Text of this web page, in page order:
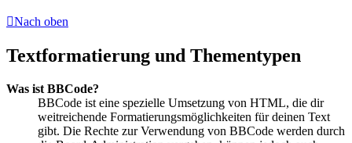
Nach oben
Textformatierung und Thementypen
Was ist BBCode?
BBCode ist eine spezielle Umsetzung von HTML, die dir
weitreichende Formatierungsmöglichkeiten für deinen Text
gibt. Die Rechte zur Verwendung von BBCode werden durch